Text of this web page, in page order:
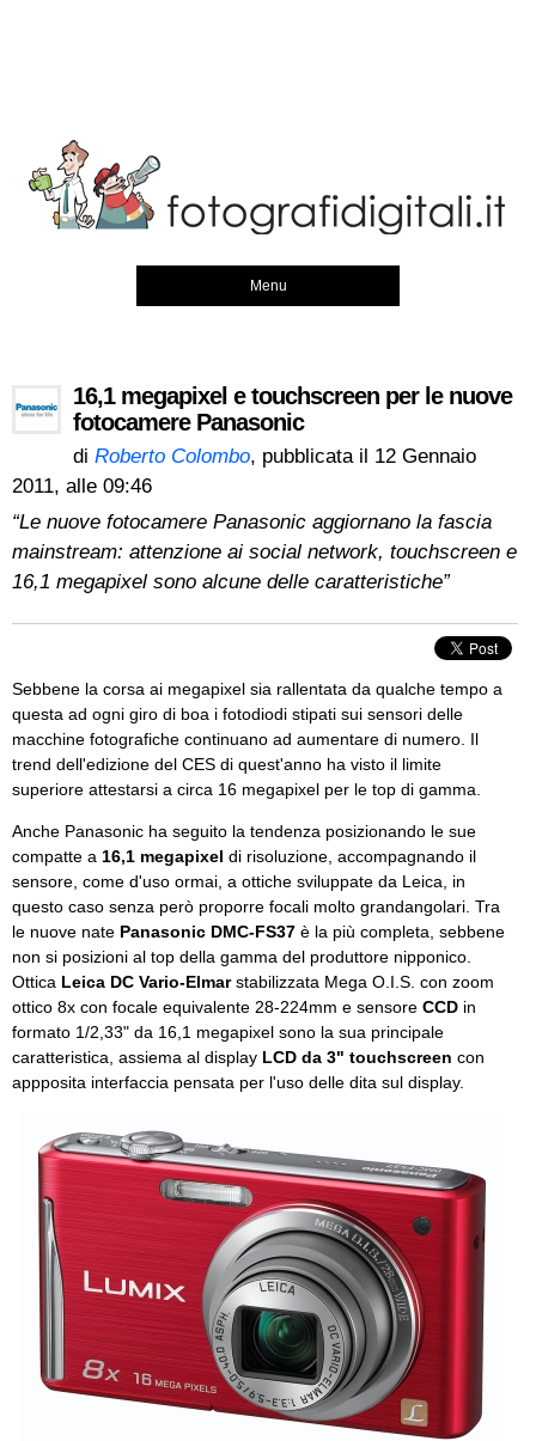
Menu
16,1 megapixel e touchscreen per le nuove
fotocamere Panasonic
di Roberto Colombo, pubblicata il 12 Gennaio
2011, alle 09:46
“Le nuove fotocamere Panasonic aggiornano la fascia
mainstream: attenzione ai social network, touchscreen e
16,1 megapixel sono alcune delle caratteristiche”
Sebbene la corsa ai megapixel sia rallentata da qualche tempo a
questa ad ogni giro di boa i fotodiodi stipati sui sensori delle
macchine fotografiche continuano ad aumentare di numero. Il
trend dell'edizione del CES di quest'anno ha visto il limite
superiore attestarsi a circa 16 megapixel per le top di gamma.
Anche Panasonic ha seguito la tendenza posizionando le sue
compatte a 16,1 megapixel di risoluzione, accompagnando il
sensore, come d'uso ormai, a ottiche sviluppate da Leica, in
questo caso senza però proporre focali molto grandangolari. Tra
le nuove nate Panasonic DMC-FS37 è la più completa, sebbene
non si posizioni al top della gamma del produttore nipponico.
Ottica Leica DC Vario-Elmarstabilizzata Mega O.I.S. con zoom
ottico 8x con focale equivalente 28-224mm e sensore CCD in
formato 1/2,33" da 16,1 megapixel sono la sua principale
caratteristica, assiema al display LCD da 3" touchscreen con
appposita interfaccia pensata per l'uso delle dita sul display.